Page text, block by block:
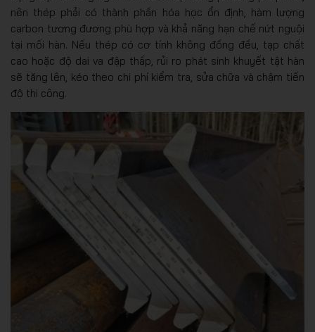
nên thép phải có thành phần hóa học ổn định, hàm lượng
carbon tương đương phù hợp và khả năng hạn chế nứt nguội
tại mối hàn. Nếu thép có cơ tính không đồng đều, tạp chất
cao hoặc độ dai va đập thấp, rủi ro phát sinh khuyết tật hàn
sẽ tăng lên, kéo theo chi phí kiểm tra, sửa chữa và chậm tiến
độ thi công.